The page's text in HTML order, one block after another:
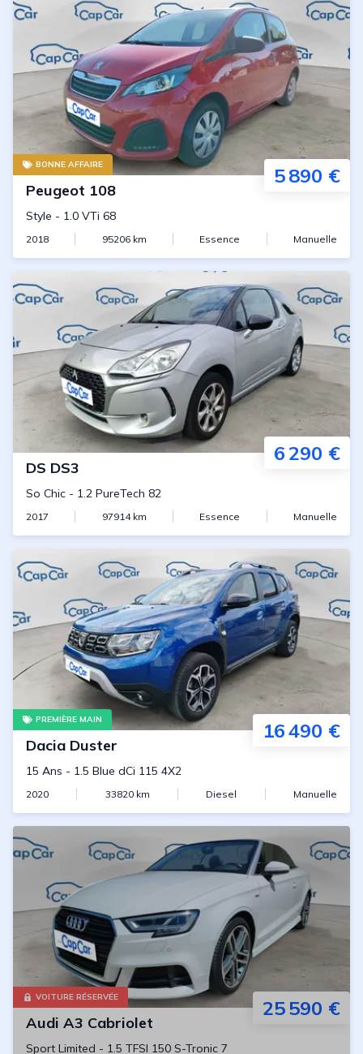
BONNE AFFAIRE 5 890 €
Peugeot 108
Style - 1.0 VTi 68
2018 95206km Essence Manuelle
6 290 €
DS DS3
So Chic - 1.2 PureTech 82
2017 97914km Essence Manuelle
PREMIÈRE MAIN 16 490 €
Dacia Duster
15 Ans - 1.5 Blue dCi 115 4X2
2020 33820km Diesel Manuelle
VOITURE RÉSERVÉE 25 590 €
Audi A3 Cabriolet
Sport Limited - 1.5 TFSI 150 S-Tronic 7